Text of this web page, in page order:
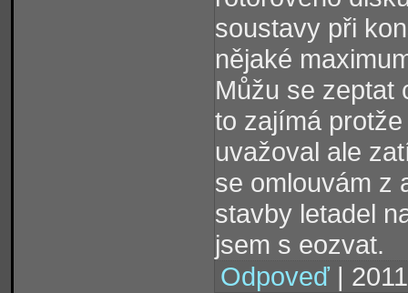
soustavy při
nějaké
Můžu se zeptat
to zajímá
uvažoval ale
se omlouvám z
stavby letadel
jsem s eozvat.
Odpoveď |